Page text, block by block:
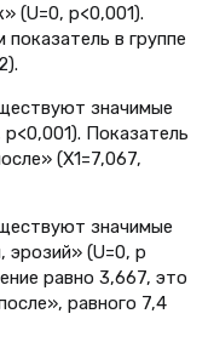
(U=0, p<0,001).
в группе
значимые
Показатель
(X1=7,067,
значимые
эрозий» (U=0, p
равно 3,667, это
равного 7,4